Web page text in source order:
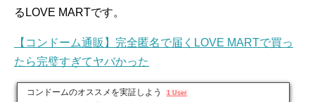
るLOVE MARTです。
【コンドーム通販】完全匿名で届くLOVE MARTで買っ
たら完璧すぎてヤバかった
コンドームのオススメを実証しよう 1 User